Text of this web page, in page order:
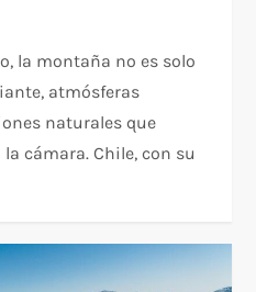
la montaña no es solo
atmósferas
naturales que
cámara. Chile, con su